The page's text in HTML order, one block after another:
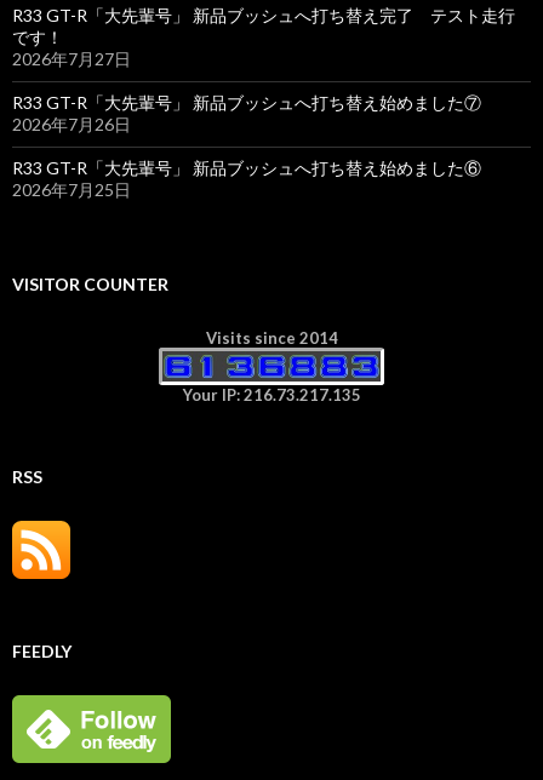
R33 GT-R「大先輩号」 新品ブッシュへ打ち替え完了 テスト走行
です！
2026年7月27日
R33 GT-R「大先輩号」 新品ブッシュへ打ち替え始めました⑦
2026年7月26日
R33 GT-R「大先輩号」 新品ブッシュへ打ち替え始めました⑥
2026年7月25日
VISITOR COUNTER
Visits since 2014
Your IP: 216.73.217.135
RSS
FEEDLY